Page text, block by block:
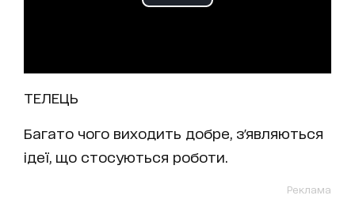
ТЕЛЕЦЬ
Багато чого виходить добре, з'являються
ідеї, що стосуються роботи.
Реклама